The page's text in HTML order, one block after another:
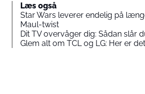
Læs også
Star Wars leverer endelig på
Maul-twist
Dit TV overvåger dig: Sådan slår
Glem alt om TCL og LG: Her er